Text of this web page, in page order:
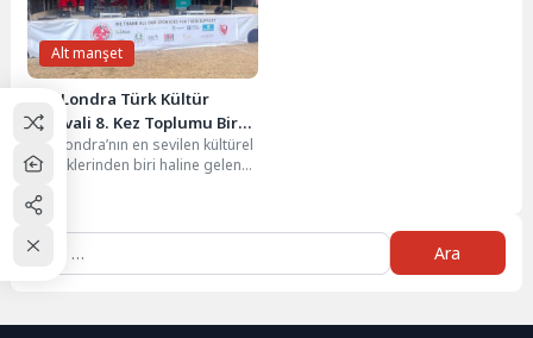
Alt manşet
Batı Londra Türk Kültür
Festivali 8. Kez Toplumu Bir
Araya Getirdi
Batı Londra’nın en sevilen kültürel
etkinliklerinden biri haline gelen
Arama: